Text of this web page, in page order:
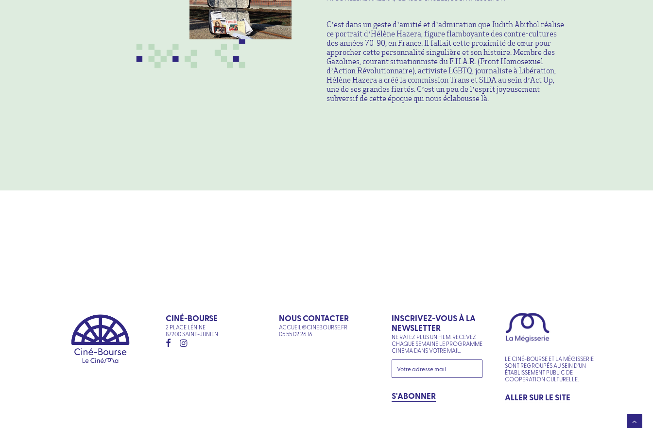
C’est dans un geste d’amitié et d’admiration que Judith Abitbol réalise
ce portrait d’Hélène Hazera, figure flamboyante des contre-cultures
des années 70-90, en France. Il fallait cette proximité de cœur pour
approcher cette personnalité singulière et son histoire. Membre des
Gazolines, courant situationniste du F.H.A.R. (Front Homosexuel
d’Action Révolutionnaire), activiste LGBTQ, journaliste à Libération,
Hélène Hazera a créé la commission Trans et SIDA au sein d’Act Up,
une de ses grandes fiertés. C’est un peu de l’esprit joyeusement
subversif de cette époque qui nous éclabousse là.
CINÉ-BOURSE
2 PLACE LÉNINE
87200 SAINT-JUNIEN
NOUS CONTACTER
ACCUEIL@CINEBOURSE.FR
05 55 02 26 16
INSCRIVEZ-VOUS À LA
NEWSLETTER
NE RATEZ PLUS UN FILM. RECEVEZ
CHAQUE SEMAINE LE PROGRAMME
CINÉMA DANS VOTRE MAIL.
S'ABONNER
LE CINÉ-BOURSE ET LA MÉGISSERIE
SONT REGROUPÉS AU SEIN D’UN
ÉTABLISSEMENT PUBLIC DE
COOPÉRATION CULTURELLE.
ALLER SUR LE SITE